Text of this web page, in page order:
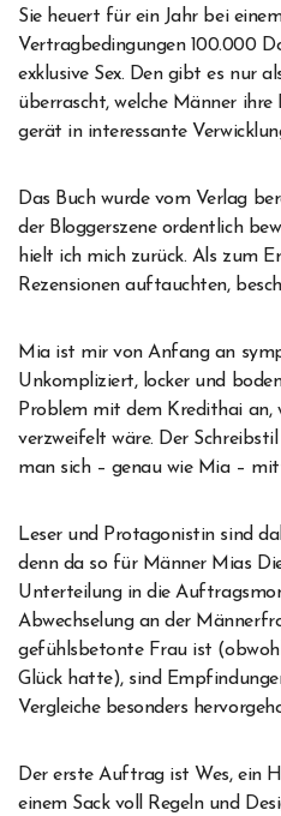
Sie heuert für ein Jahr bei
Vertragbedingungen 100.000
exklusive Sex. Den gibt es nur
überrascht, welche Männer
gerät in interessante
Das Buch wurde vom Verlag
der Bloggerszene ordentlich
hielt ich mich zurück. Als zum
Rezensionen auftauchten,
Mia ist mir von Anfang an
Unkompliziert, locker und
Problem mit dem Kredithai an,
verzweifelt wäre. Der
man sich – genau wie Mia –
Leser und Protagonistin sind
denn da so für Männer Mias
Unterteilung in die
Abwechselung an der
gefühlsbetonte Frau ist
Glück hatte), sind
Vergleiche besonders
Der erste Auftrag ist Wes, ein
einem Sack voll Regeln und